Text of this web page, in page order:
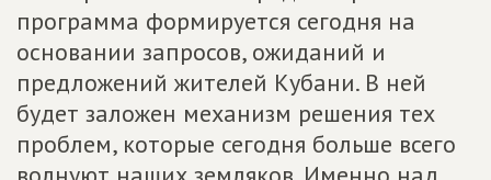
программа формируется сегодня на
основании запросов, ожиданий и
предложений жителей Кубани. В ней
будет заложен механизм решения тех
проблем, которые сегодня больше всего